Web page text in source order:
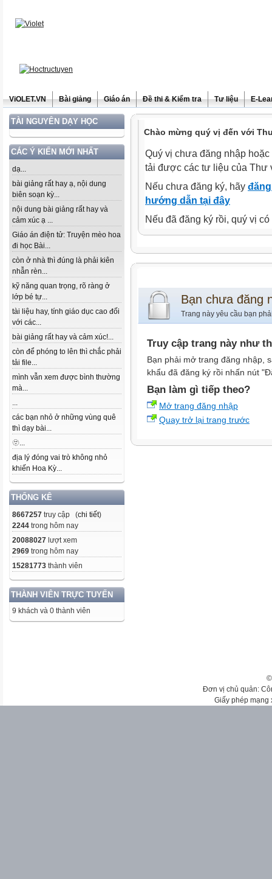
ViOLET.VN Bài giảng Giáo án Đề thi & Kiểm tra Tư liệu E-
TÀI NGUYÊN DẠY HỌC
CÁC Ý KIẾN MỚI NHẤT
dạ...
bài giảng rất hay ạ, nội dung
biên soạn kỳ...
nội dung bài giảng rất hay và
cảm xúc ạ ...
Giáo án điện tử: Truyện mèo hoa
đi học Bài...
còn ở nhà thì đúng là phải kiên
nhẫn rèn...
kỹ năng quan trọng, rõ ràng ở
lớp bé tự...
tài liệu hay, tính giáo dục cao đối
với các...
bài giảng rất hay và cảm xúc!...
còn để phóng to lên thì chắc phải
tải file...
mình vẫn xem được bình thường
mà...
...
các bạn nhỏ ở những vùng quê
thì dạy bài...
🫥...
địa lý đóng vai trò không nhỏ
khiến Hoa Kỳ...
THỐNG KÊ
8667257 truy cập (chi tiết)
2244 trong hôm nay
20088027 lượt xem
2969 trong hôm nay
15281773 thành viên
THÀNH VIÊN TRỰC TUYẾN
9 khách và 0 thành viên
Chào mừng quý vị đến với
Quý vị chưa đăng nhập
tải được các tư liệu của Thư
Nếu chưa đăng ký, hãy
hướng dẫn tại đây
Nếu đã đăng ký rồi, quý vị
Bạn chưa đăng
Trang này yêu cầu bạn
Truy cập trang này như
Bạn phải mở trang đăng nhập,
khẩu đã đăng ký rồi nhấn nút
Bạn làm gì tiếp theo?
Mở trang đăng nhập
Quay trở lại trang trước
Đơn vị chủ quản:
Giấy phép mạng